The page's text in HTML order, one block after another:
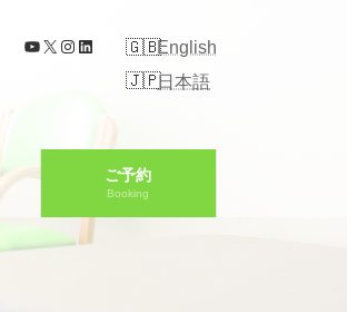
YouTube
X Instagram
LinkedIn
English
日本語
ご予約
Booking